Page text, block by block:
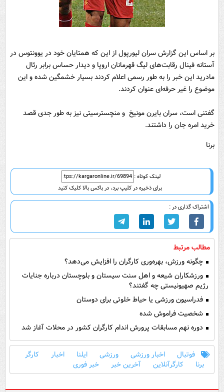
بر اساس این گزارش سران لیورپول از این که همتایان خود در یوونتوس در
آستانه فینال رقابت‌های لیگ قهرمانان اروپا و دیدار حساس برابر رئال
مادرید این خبر را به طور رسمی اعلام کردند بسیار خشمگین شده و این
موضوع را غیر حرفه‌ای عنوان کردند.
گفتنی است، سران بایرن مونیخ و منچسترسیتی نیز به طور جدی قصد
خرید امره جان را داشتند.
برنا
لینک کوتاه :
برای ذخیره در کلیپ برد، در باکس بالا کلیک کنید
اشتراک گذاری در :
مطالب مرتبط
چگونه ورزش، بهره‌وری کارگران را افزایش می‌دهد؟
ورزشکاران شیعه و اهل سنت سیستان و بلوچستان درباره جنایات
رژیم صهیونیستی چه گفتند؟
فدراسیون ورزشی یا حیاط خلوتی برای دوستان
شخصیت فراموش شده
دوره نهم مسابقات پرورش اندام کارگران کشور در محلات آغاز شد
فوتبال اخبار ورزشی ورزشی ایلنا اخبار
کارگر
برنا
کارگرآنلاین آخرین خبر خبر فوری